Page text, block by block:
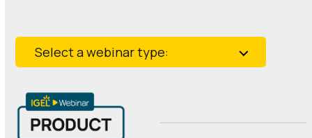
Select a webinar type: